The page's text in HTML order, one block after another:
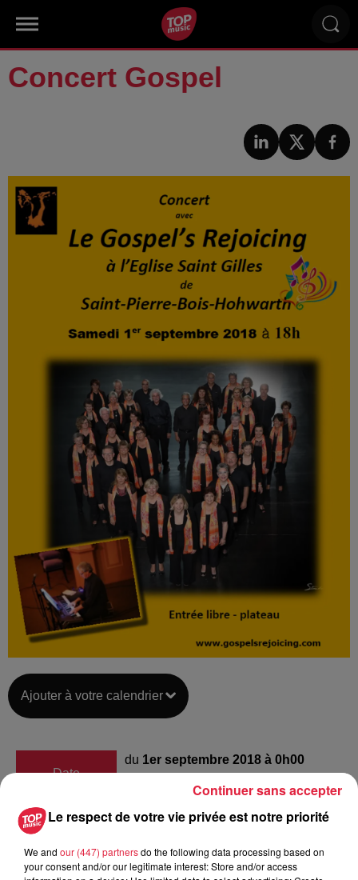
Concert Gospel
Ajouter à votre calendrier
Date
du 1er septembre 2018 à 0h00
1er septembre 2018 à 0h00
Lieu
Eglise Saint Gilles - Saint Pierre Bois
67220
Le respect de votre vie privée est notre priorité
We and our (447) partnersdo the following data processing based on
your consent and/or our legitimate interest: Store and/or access
Continuer sans accepter